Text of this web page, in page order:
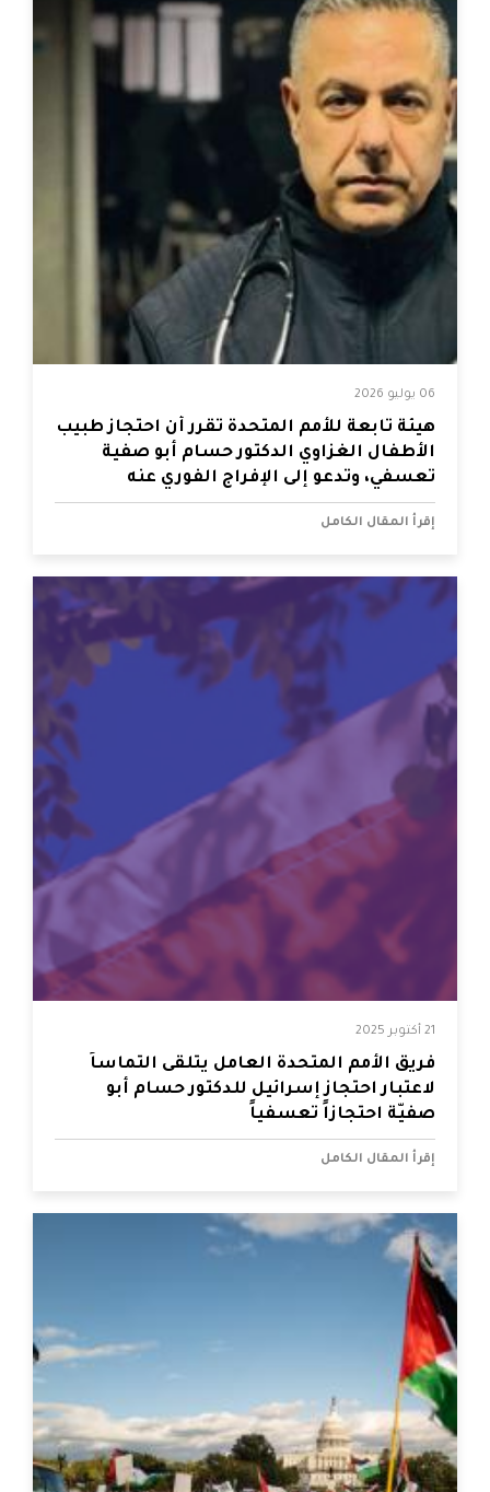
06 يوليو 2026
هيئة تابعة للأمم المتحدة تقرر أن احتجاز طبيب
الأطفال الغزاوي الدكتور حسام أبو صفية
تعسفي، وتدعو إلى الإفراج الفوري عنه
إقرأ المقال الكامل
21 أكتوبر 2025
فريق الأمم المتحدة العامل يتلقى التماساً
لاعتبار احتجاز إسرائيل للدكتور حسام أبو
صفيّة احتجازاً تعسفياً
إقرأ المقال الكامل